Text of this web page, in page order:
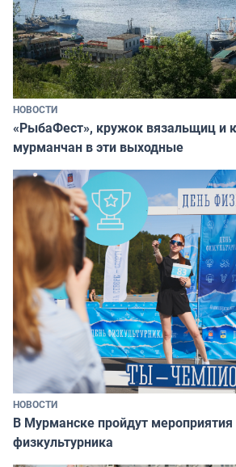
НОВОСТИ
«РыбаФест», кружок вязальщиц и
мурманчан в эти выходные
НОВОСТИ
В Мурманске пройдут мероприятия
физкультурника